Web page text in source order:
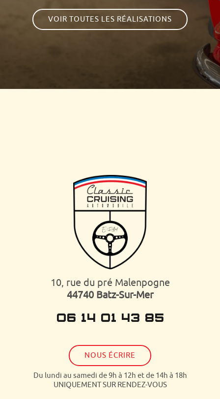
VOIR TOUTES LES RÉALISATIONS
10, rue du pré Malenpogne
44740 Batz-Sur-Mer
06 14 01 43 85
NOUS ÉCRIRE
Du lundi au samedi de 9h à 12h et de 14h à 18h
UNIQUEMENT SUR RENDEZ-VOUS